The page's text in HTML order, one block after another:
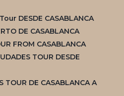
DESDE CASABLANCA
DE CASABLANCA
FROM CASABLANCA
TOUR DESDE
TOUR DE CASABLANCA A